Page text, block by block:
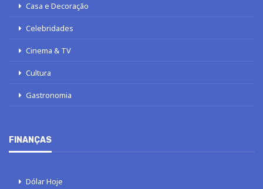
Casa e Decoração
Celebridades
Cinema & TV
Cultura
Gastronomia
FINANÇAS
Dólar Hoje